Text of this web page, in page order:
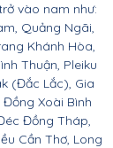
vào nam như:
Quảng Ngãi,
Khánh Hòa,
Thuận, Pleiku
(Đắc Lắc), Gia
Xoài Bình
Đồng Tháp,
Cần Thơ, Long